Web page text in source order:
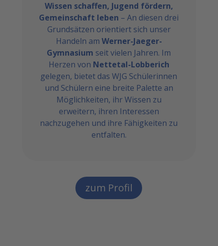
Wissen schaffen, Jugend fördern,
Gemeinschaft leben – An diesen drei
Grundsätzen orientiert sich unser
Handeln am Werner-Jaeger-
Gymnasium seit vielen Jahren. Im
Herzen von Nettetal-Lobberich
gelegen, bietet das WJG Schülerinnen
und Schülern eine breite Palette an
Möglichkeiten, ihr Wissen zu
erweitern, ihren Interessen
nachzugehen und ihre Fähigkeiten zu
entfalten.
zum Profil